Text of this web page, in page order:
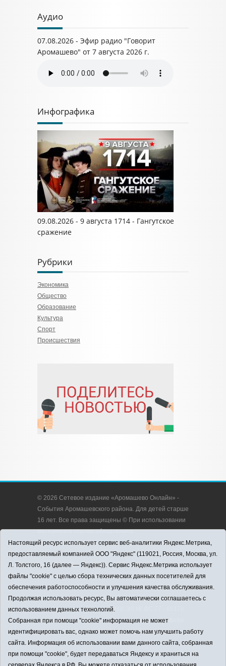
Аудио
07.08.2026 - Эфир радио "Говорит
Аромашево" от 7 августа 2026 г.
Инфографика
09.08.2026 - 9 августа 1714 - Гангутское
сражение
Рубрики
Экономика
Общество
Образование
Культура
Спорт
Происшествия
© 2026 Сетевое издание «Аромашево Онлайн» -
События Аромашевского района. Для детей старше
16 лет. Все права защищены © При использовании
материалов ссылка обязательна.
Адрес редакции: 627350, Россия, Тюменская
область, Аромашевский район, с. Аромашево, ул.
Кирова, д. 13.
Адрес электронной почты редакции:
strudu72@obl72.ru
Телефон редакции: 8 (34545) 2-30-58
Регистрационный номер СМИ ЭЛ № ФС 77 - 65176
выдано Федеральной службой по надзору в сфере
связи, информационных технологий и массовых
коммуникаций (Роскомнадзор) 28.03.2016 г.
Учредитель: АНО «Информационно-издательский
центр «Слава труду».
Настоящий ресурс использует сервис веб-аналитики Яндекс.Метрика,
предоставляемый компанией ООО "Яндекс" (119021, Россия, Москва, ул.
Л. Толстого, 16 (далее — Яндекс)). Сервис Яндекс.Метрика использует
файлы "cookie" с целью сбора технических данных посетителей для
обеспечения работоспособности и улучшения качества обслуживания.
Продолжая использовать ресурс, Вы автоматически соглашаетесь с
использованием данных технологий.
Собранная при помощи "cookie" информация не может
идентифицировать вас, однако может помочь нам улучшить работу
сайта. Информация об использовании вами данного сайта, собранная
при помощи "cookie", будет передаваться Яндексу и храниться на